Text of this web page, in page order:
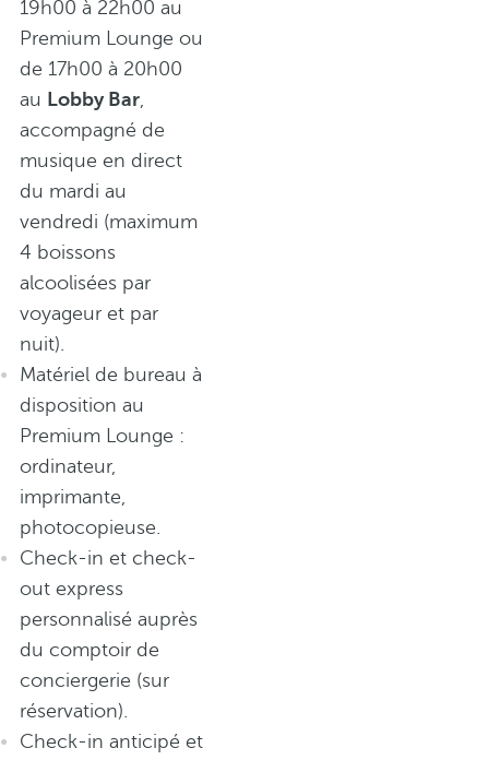
19h00 à 22h00 au
Premium Lounge ou
de 17h00 à 20h00
au Lobby Bar,
accompagné de
musique en direct
du mardi au
vendredi (maximum
4 boissons
alcoolisées par
voyageur et par
nuit).
Matériel de bureau à
disposition au
Premium Lounge :
ordinateur,
imprimante,
photocopieuse.
Check-in et check-
out express
personnalisé auprès
du comptoir de
conciergerie (sur
réservation).
Check-in anticipé et